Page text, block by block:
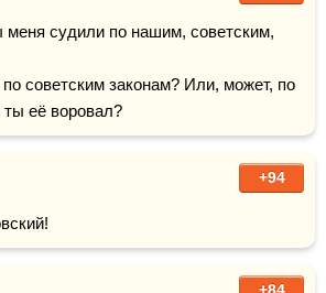
советским законам? Или, может, по
ты её воровал?
+94